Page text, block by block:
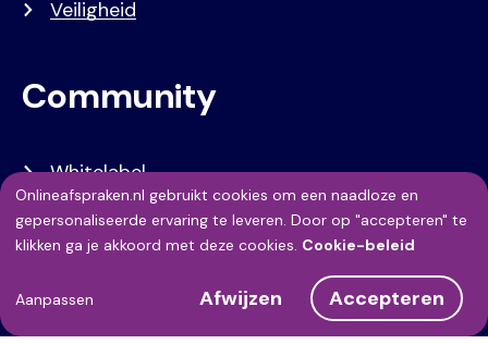
Veiligheid
Community
Whitelabel
Developers
API Referentie
Referenties
Gebruik
van
persoonsgegevens
Onlineafspraken.nl gebruikt cookies om een naadloze en
gepersonaliseerde ervaring te leveren. Door op "accepteren" te
klikken ga je akkoord met deze cookies. Cookie-beleid
Aanpassen Afwijzen Accepteren